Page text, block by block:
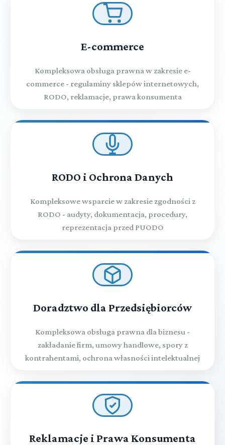
E-commerce
Kompleksowa obsługa prawna w zakresie e-
commerce - regulaminy sklepów internetowych,
RODO, reklamacje, prawa konsumenta
RODO i Ochrona Danych
Kompleksowe wsparcie w zakresie zgodności z
RODO - audyty, dokumentacja, procedury,
reprezentacja przed PUODO
Doradztwo dla Przedsiębiorców
Kompleksowa obsługa prawna dla biznesu -
zakładanie firm, umowy handlowe, spory z
kontrahentami, ochrona własności intelektualnej
Reklamacje i Prawa Konsumenta